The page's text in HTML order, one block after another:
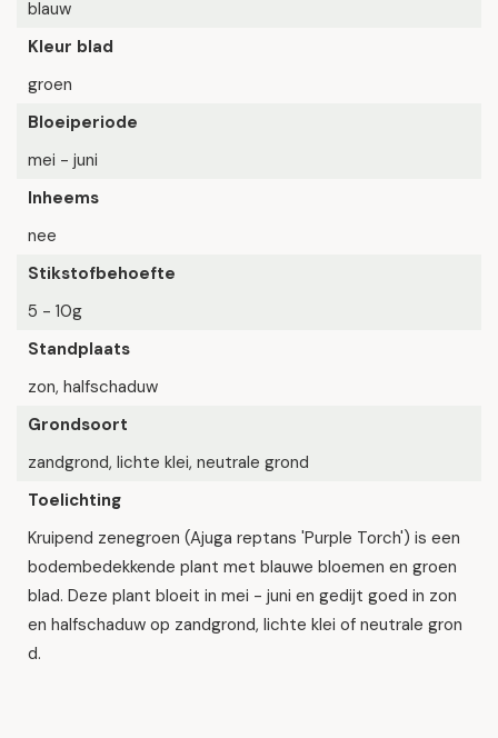
blauw
Kleur blad
groen
Bloeiperiode
mei - juni
Inheems
nee
Stikstofbehoefte
5 - 10g
Standplaats
zon, halfschaduw
Grondsoort
zandgrond, lichte klei, neutrale grond
Toelichting
Kruipend zenegroen (Ajuga reptans 'Purple Torch') is een
bodembedekkende plant met blauwe bloemen en groen
blad. Deze plant bloeit in mei - juni en gedijt goed in zon
en halfschaduw op zandgrond, lichte klei of neutrale gron
d.